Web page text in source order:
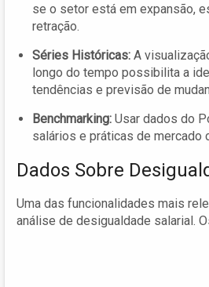
se o setor está em expansão,
retração.
Séries Históricas: A
longo do tempo possibilita a
tendências e previsão de
Benchmarking: Usar dados do
salários e práticas de mercado
Dados Sobre
Uma das funcionalidades mais
análise de desigualdade salarial.